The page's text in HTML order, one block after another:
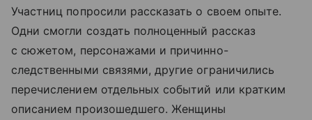
Участниц попросили рассказать о своем опыте.
Одни смогли создать полноценный рассказ
с сюжетом, персонажами и причинно-
следственными связями, другие ограничились
перечислением отдельных событий или кратким
описанием произошедшего. Женщины